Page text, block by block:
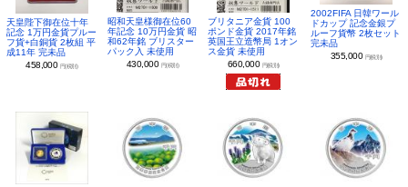
天皇陛下御在位十年
記念 1万円金貨プルー
フ貨+白銅貨 2枚組 平
成11年 完未品
458,000 円(税別)
昭和天皇様御在位60
年記念 10万円金貨 昭
和62年銘 ブリスター
パック入 未使用
430,000 円(税別)
ブリタニア金貨 100
ポンド金貨 2017年銘
英国王立造幣局 1オン
ス金貨 未使用
660,000 円(税別)
2002FIFA 日韓ワール
ドカップ 記念金銀プ
ルーフ貨幣 2枚セット
完未品
355,000 円(税別)